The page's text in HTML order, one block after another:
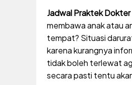
Jadwal Praktek
membawa anak atau
tempat? Situasi
karena kurangnya
tidak boleh terlewat
secara pasti tentu